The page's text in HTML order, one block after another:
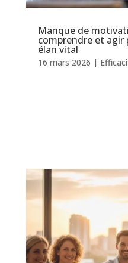
Manque de
comprendre et
élan vital
16 mars 2026 |